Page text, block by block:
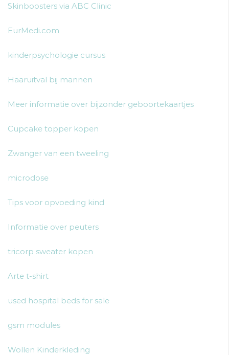
Skinboosters via ABC Clinic
EurMedi.com
kinderpsychologie cursus
Haaruitval bij mannen
Meer informatie over bijzonder geboortekaartjes
Cupcake topper kopen
Zwanger van een tweeling
microdose
Tips voor opvoeding kind
Informatie over peuters
tricorp sweater kopen
Arte t-shirt
used hospital beds for sale
gsm modules
Wollen Kinderkleding